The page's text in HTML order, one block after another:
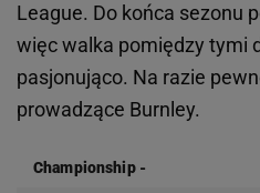
League. Do końca sezonu
więc walka pomiędzy tymi
pasjonująco. Na razie
prowadzące Burnley.
Championship-